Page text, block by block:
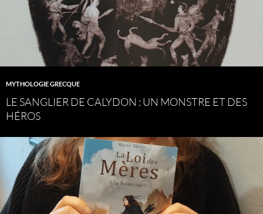
MYTHOLOGIE GRECQUE
LE SANGLIER DE CALYDON : UN MONSTRE ET DES
HÉROS